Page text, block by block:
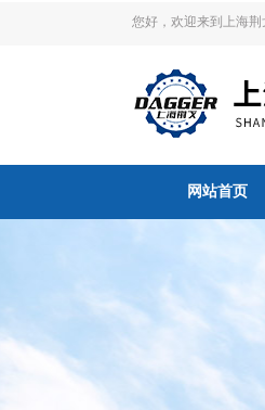
您好，欢迎来到上海荆
网站首页